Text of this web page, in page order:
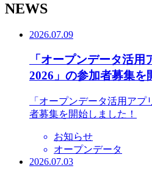
NEWS
2026.07.09
「オープンデータ活用
2026」の参加者募集を
「オープンデータ活用ア
者募集を開始しました！
お知らせ
オープンデータ
2026.07.03